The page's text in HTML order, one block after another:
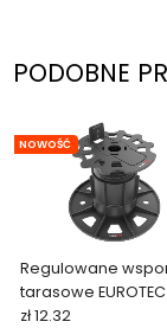
PODOBNE
Regulowane
tarasowe EUROTEC
60–110 mm
NOWOŚĆ
zł 12.32